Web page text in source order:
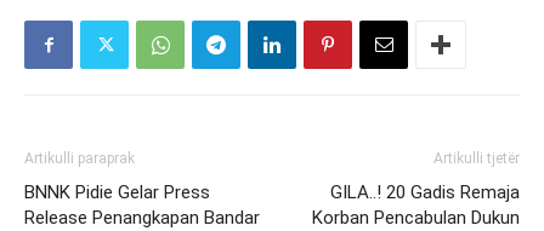
Artikulli paraprak
BNNK Pidie Gelar Press
Release Penangkapan Bandar
Artikulli tjetër
GILA..! 20 Gadis Remaja
Korban Pencabulan Dukun